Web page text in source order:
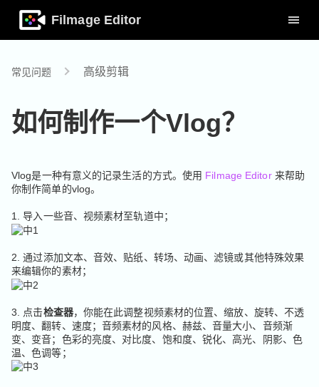
Filmage Editor
常见问题 高级剪辑
如何制作一个Vlog？
Vlog是一种有意义的记录生活的方式。使用 Filmage Editor来帮助
你制作简单的vlog。
1. 导入一些音、视频素材至轨道中；
2. 通过添加文本、音效、贴纸、转场、动画、滤镜或其他特殊效果
来编辑你的素材；
3. 点击检查器，你能在此调整视频素材的位置、缩放、旋转、不透
明度、翻转、速度；音频素材的风格、赫兹、音量大小、音频渐
变、变音；色彩的亮度、对比度、饱和度、锐化、高光、阴影、色
温、色调等；